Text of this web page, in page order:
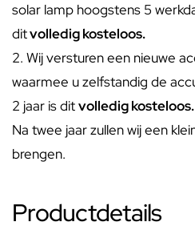
solar lamp hoogstens 5
ditvolledig kosteloos.
2. Wij versturen een nieuwe
waarmee u zelfstandig de
2 jaar is ditvolledig kosteloos.
Na twee jaar zullen wij een
brengen.
Productdetails